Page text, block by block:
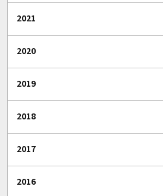
2021
2020
2019
2018
2017
2016